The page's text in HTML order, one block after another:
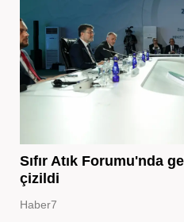
Sıfır Atık Forumu'nda
çizildi
Haber7